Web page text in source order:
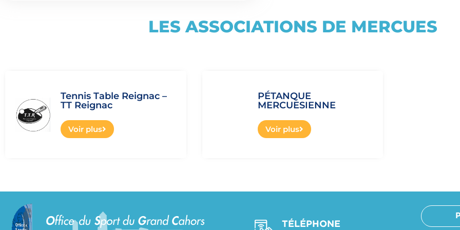
LES ASSOCIATIONS DE MERCUES
Tennis Table Reignac –
TT Reignac
Voir plus
PÉTANQUE
MERCUESIENNE
Voir plus
TÉLÉPHONE